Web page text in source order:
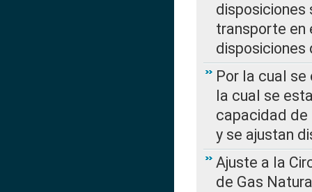
disposiciones
transporte en
disposiciones
Por la cual se
la cual se
capacidad de
y se ajustan
Ajuste a la
de Gas